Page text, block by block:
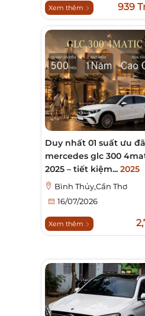
Xem thêm 939
Duy nhất 01 suất ưu
mercedes glc 300
2025 – tiết kiệm... 2025
Bình Thủy,Cần Thơ
16/07/2026
Xem thêm